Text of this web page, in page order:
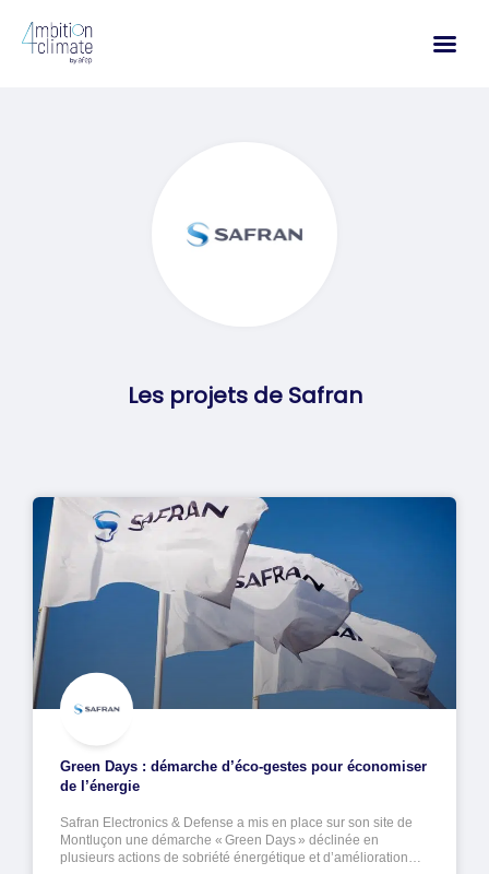
contenu
Les projets de Safran
Green Days : démarche d’éco-gestes pour économiser
de l’énergie
Safran Electronics & Defense a mis en place sur son site de
Montluçon une démarche « Green Days » déclinée en
plusieurs actions de sobriété énergétique et d’amélioration…